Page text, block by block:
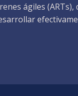
ágiles (ARTs),